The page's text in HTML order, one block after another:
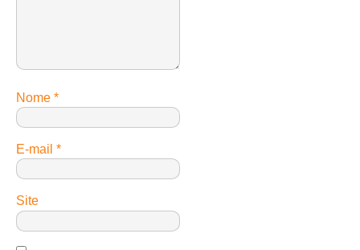
Nome *
E-mail *
Site